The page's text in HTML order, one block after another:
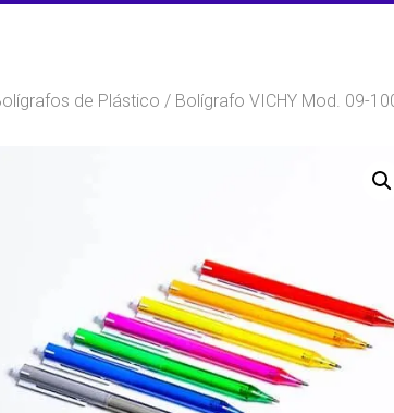
de Plástico / Bolígrafo VICHY Mod. 09-